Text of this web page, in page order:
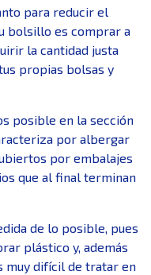
para reducir el
bolsillo es comprar a
la cantidad justa
propias bolsas y
posible en la sección
por albergar
por embalajes
que al final terminan
de lo posible, pues
plástico y, además
muy difícil de tratar en